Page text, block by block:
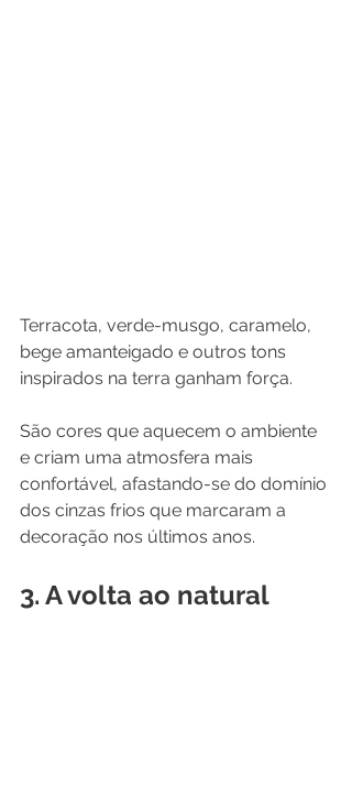
Terracota, verde-musgo, caramelo,
bege amanteigado e outros tons
inspirados na terra ganham força.
São cores que aquecem o ambiente
e criam uma atmosfera mais
confortável, afastando-se do domínio
dos cinzas frios que marcaram a
decoração nos últimos anos.
3. A volta ao natural